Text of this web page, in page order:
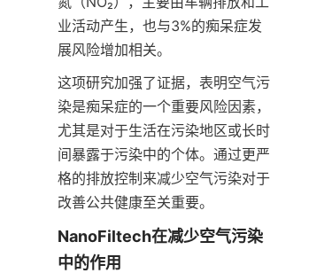
业活动产生，也与3%的痴呆症发
展风险增加相关。
这项研究加强了证据，表明空气污
染是痴呆症的一个重要风险因素，
尤其是对于生活在污染地区或长时
间暴露于污染中的个体。通过更严
格的排放控制来减少空气污染对于
改善公共健康至关重要。
NanoFiltech在减少空气污染
中的作用